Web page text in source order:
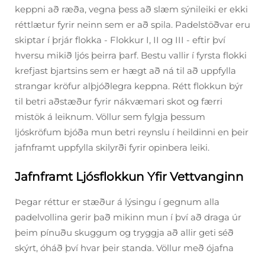
keppni að ræða, vegna þess að slæm sýnileiki er ekki
réttlætur fyrir neinn sem er að spila. Padelstöðvar eru
skiptar í þrjár flokka - Flokkur I, II og III - eftir því
hversu mikið ljós þeirra þarf. Bestu vallir í fyrsta flokki
krefjast bjartsins sem er hægt að ná til að uppfylla
strangar kröfur alþjóðlegra keppna. Rétt flokkun býr
til betri aðstæður fyrir nákvæmari skot og færri
mistök á leiknum. Völlur sem fylgja þessum
ljóskröfum bjóða mun betri reynslu í heildinni en þeir
jafnframt uppfylla skilyrði fyrir opinbera leiki.
Jafnframt Ljósflokkun Yfir Vettvanginn
Þegar réttur er stæður á lýsingu í gegnum alla
padelvollina gerir það mikinn mun í því að draga úr
þeim pínuðu skuggum og tryggja að allir geti séð
skýrt, óháð því hvar þeir standa. Völlur með ójafna